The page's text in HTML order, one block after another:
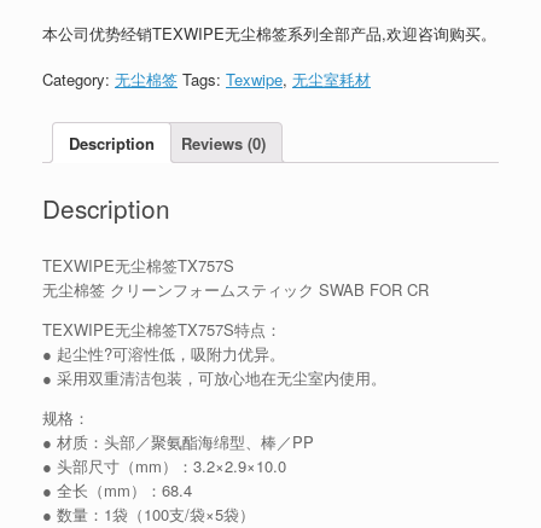
本公司优势经销TEXWIPE无尘棉签系列全部产品,欢迎咨询购买。
Category: 无尘棉签 Tags: Texwipe, 无尘室耗材
Description Reviews (0)
Description
TEXWIPE无尘棉签TX757S
无尘棉签 クリーンフォームスティック SWAB FOR CR
TEXWIPE无尘棉签TX757S特点：
● 起尘性?可溶性低，吸附力优异。
● 采用双重清洁包装，可放心地在无尘室内使用。
规格：
● 材质：头部／聚氨酯海绵型、棒／PP
● 头部尺寸（mm）：3.2×2.9×10.0
● 全长（mm）：68.4
● 数量：1袋（100支/袋×5袋）